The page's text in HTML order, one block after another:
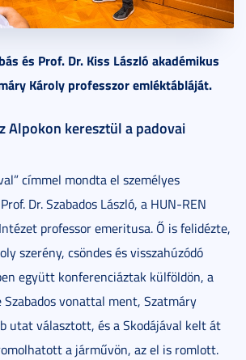
és Prof. Dr. Kiss László akadémikus
Károly professzor emléktábláját.
Alpokon keresztül a padovai
címmel mondta el személyes
Dr. Szabados László, a HUN-REN
professor emeritusa. Ő is felidézte,
szerény, csöndes és visszahúzódó
együtt konferenciáztak külföldön, a
Szabados vonattal ment, Szatmáry
utat választott, és a Skodájával kelt át
a járművön, az el is romlott.